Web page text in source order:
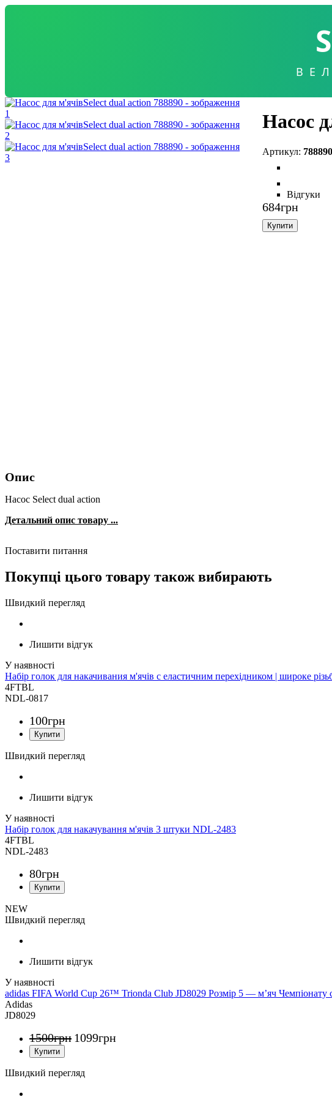
Насос
788890
Відгуки
684грн
Купити
Опис
Насос Select dual action
Детальний опис товару ...
Поставити питання
Покупці цього товару також вибирають
Швидкий перегляд
Лишити відгук
Набір голок для накачивания м'ячів c еластичним перехідником | широке
4FTBL
NDL-0817
100грн
Швидкий перегляд
Лишити відгук
Набір голок для накачування м'ячів 3 штуки NDL-2483
4FTBL
NDL-2483
80грн
NEW
Швидкий перегляд
Лишити відгук
adidas FIFA World Cup 26™ Trionda Club JD8029 Розмір 5 — м’яч Чемпіонату
Adidas
JD8029
1500грн 1099грн
Швидкий перегляд